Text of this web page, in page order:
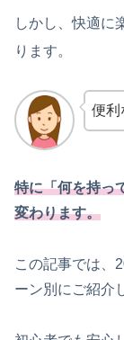
しかし、快適に
ります。
便利
特に「何を持っ
変わります。
この記事では、
ーン別にご紹介